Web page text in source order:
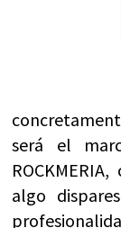
será el
algo